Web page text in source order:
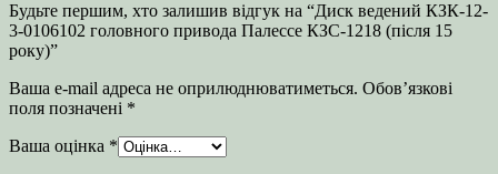
Будьте першим, хто залишив відгук на “Диск ведений КЗК-12-
3-0106102 головного привода Палессе КЗС-1218 (після 15
року)”
Ваша e-mail адреса не оприлюднюватиметься. Обов’язкові
поля позначені *
Ваша оцінка *